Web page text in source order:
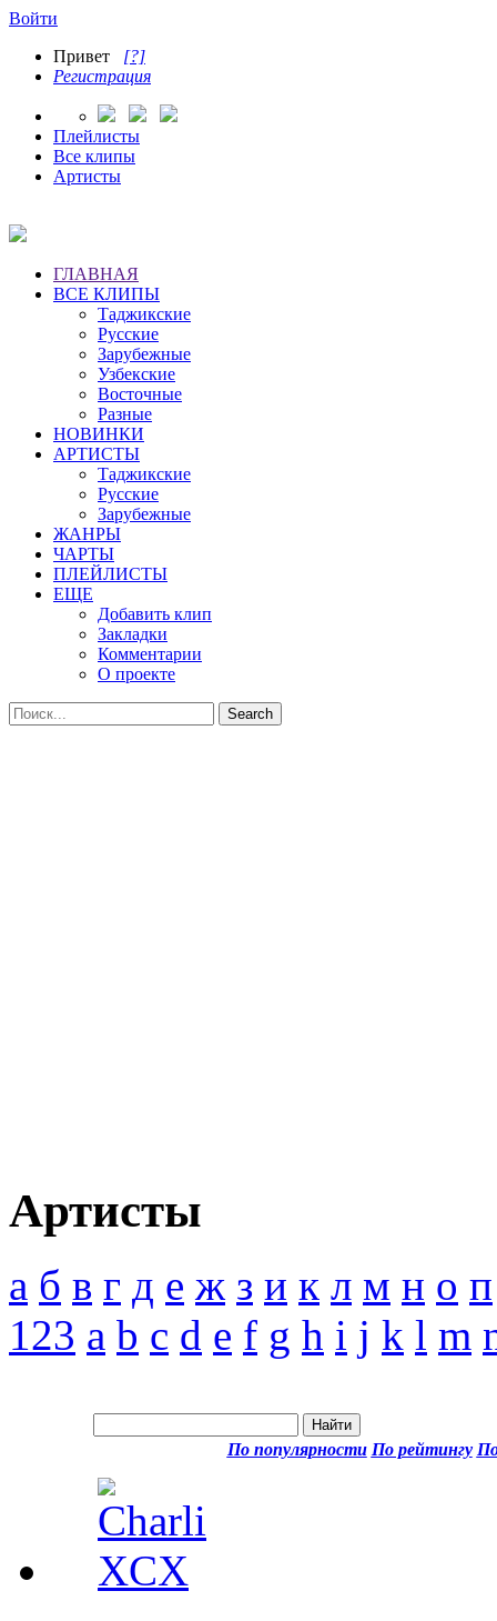
Войти
Привет [?]
Регистрация
Плейлисты
Все клипы
Артисты
ГЛАВНАЯ
ВСЕ КЛИПЫ
Таджикские
Русские
Зарубежные
Узбекские
Восточные
Разные
НОВИНКИ
АРТИСТЫ
Таджикские
Русские
Зарубежные
ЖАНРЫ
ЧАРТЫ
ПЛЕЙЛИСТЫ
ЕЩЕ
Добавить клип
Закладки
Комментарии
О проекте
Артисты
а б в г д е ж з и к л м н о п
123 a b c d e f g h i j k l m
По популярности По рейтингу